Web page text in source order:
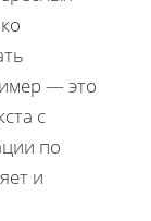
— это
с
по
и